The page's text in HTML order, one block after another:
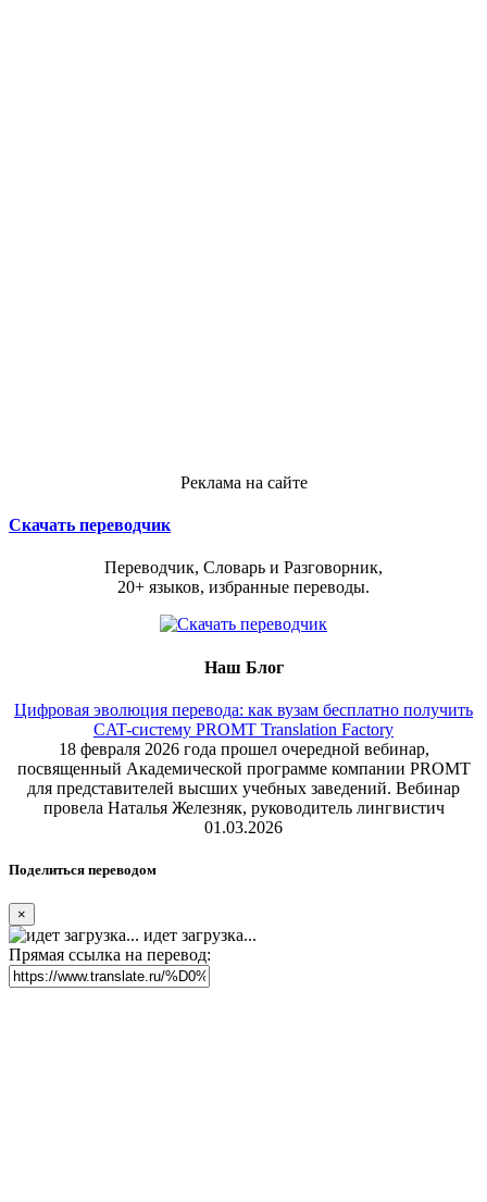
Реклама на сайте
Скачать переводчик
Переводчик, Словарь и Разговорник,
20+ языков, избранные переводы.
Наш Блог
Цифровая эволюция перевода: как вузам бесплатно получить
CAT-систему PROMT Translation Factory
18 февраля 2026 года прошел очередной вебинар,
посвященный Академической программе компании PROMT
для представителей высших учебных заведений. Вебинар
провела Наталья Железняк, руководитель лингвистич
01.03.2026
Поделиться переводом
×
идет загрузка...
Прямая ссылка на перевод: